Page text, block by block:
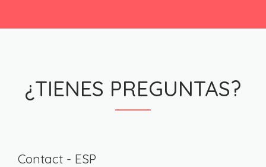
¿TIENES PREGUNTAS?
Contact - ESP